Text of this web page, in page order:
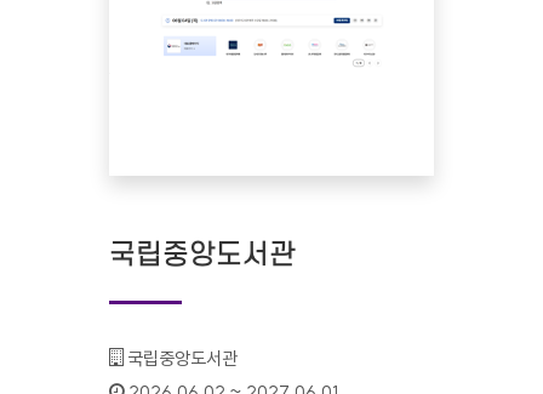
국립중앙도서관
기관명 :
국립중앙도서관